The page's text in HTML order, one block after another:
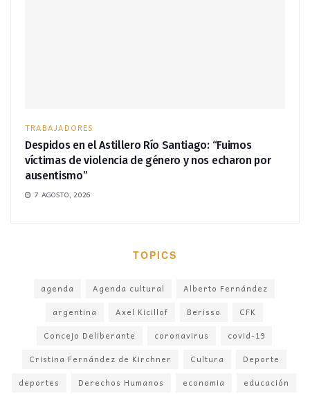
TRABAJADORES
Despidos en el Astillero Río Santiago: “Fuimos
víctimas de violencia de género y nos echaron por
ausentismo”
7 AGOSTO, 2026
TOPICS
agenda Agenda cultural
Alberto Fernández
argentina
Axel Kicillof Berisso
CFK
Concejo Deliberante
coronavirus
covid-19
Cristina Fernández de Kirchner
Cultura
Deporte
deportes
Derechos Humanos economia
educación